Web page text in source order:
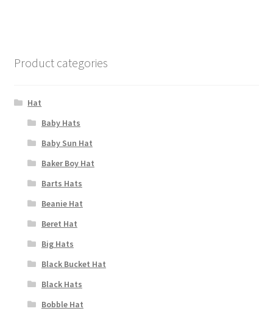
Product categories
Hat
Baby Hats
Baby Sun Hat
Baker Boy Hat
Barts Hats
Beanie Hat
Beret Hat
Big Hats
Black Bucket Hat
Black Hats
Bobble Hat